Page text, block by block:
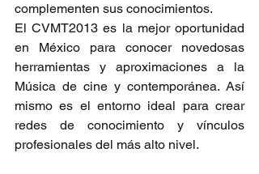
complementen sus conocimientos.
El CVMT2013 es la mejor oportunidad
en México para conocer novedosas
herramientas y aproximaciones a la
Música de cine y contemporánea. Así
mismo es el entorno ideal para crear
redes de conocimiento y vínculos
profesionales del más alto nivel.